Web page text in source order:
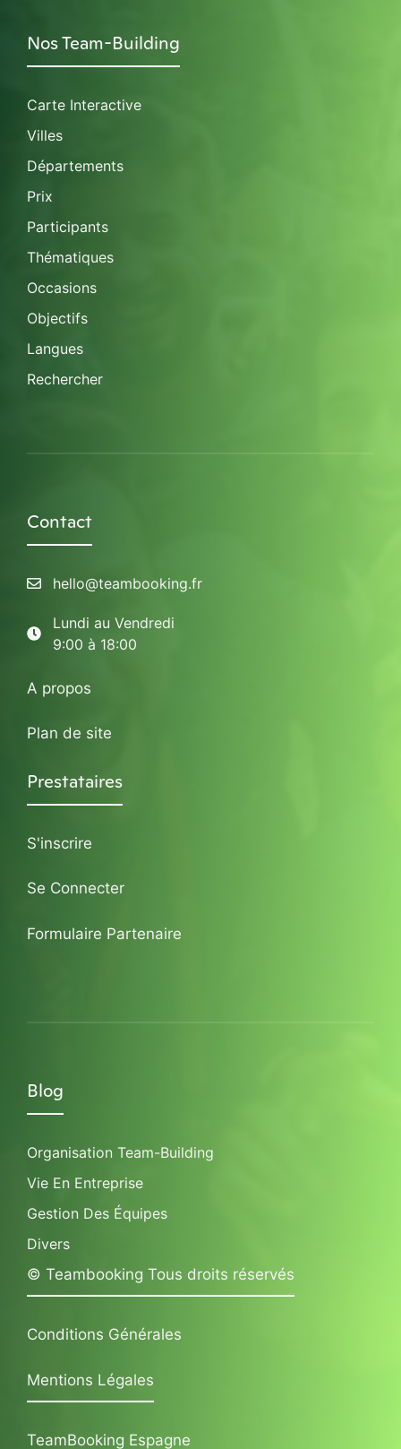
Nos Team-Building
Carte Interactive
Villes
Départements
Prix
Participants
Thématiques
Occasions
Objectifs
Langues
Rechercher
Contact
hello@teambooking.fr
Lundi au Vendredi
9:00 à 18:00
A propos
Plan de site
Prestataires
S'inscrire
Se Connecter
Formulaire Partenaire
Blog
Organisation Team-Building
Vie En Entreprise
Gestion Des Équipes
Divers
© Teambooking Tous droits réservés
Conditions Générales
Mentions Légales
TeamBooking Espagne